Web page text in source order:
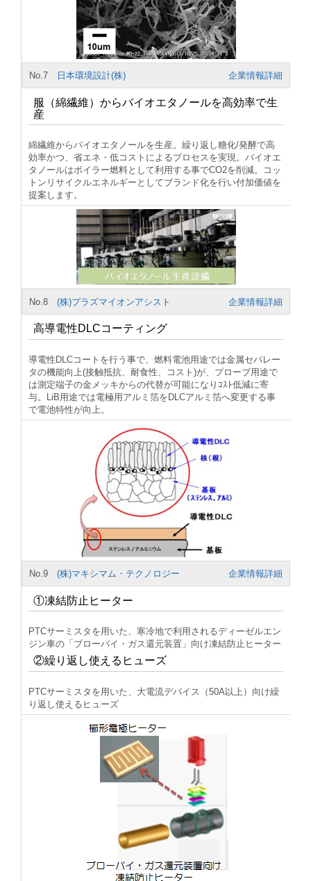
No.7 日本環境設計(株) 企業情報詳細
服（綿繊維）からバイオエタノールを高効率で生
産
綿繊維からバイオエタノールを生産。繰り返し糖化/発酵で高
効率かつ、省エネ・低コストによるプロセスを実現。バイオエ
タノールはボイラー燃料として利用する事でCO2を削減。コッ
トンリサイクルエネルギーとしてブランド化を行い付加価値を
提案します。
No.8(株)プラズマイオンアシスト 企業情報詳細
高導電性DLCコーティング
導電性DLCコートを行う事で、燃料電池用途では金属セパレー
タの機能向上(接触抵抗、耐食性、コスト)が、プローブ用途で
は測定端子の金メッキからの代替が可能になりｺｽﾄ低減に寄
与。LiB用途では電極用アルミ箔をDLCアルミ箔へ変更する事
で電池特性が向上。
No.9(株)マキシマム・テクノロジー 企業情報詳細
①凍結防止ヒーター
PTCサーミスタを用いた、寒冷地で利用されるディーゼルエン
ジン車の「ブローバイ・ガス還元装置」向け凍結防止ヒーター
②繰り返し使えるヒューズ
PTCサーミスタを用いた、大電流デバイス（50A以上）向け繰
り返し使えるヒューズ